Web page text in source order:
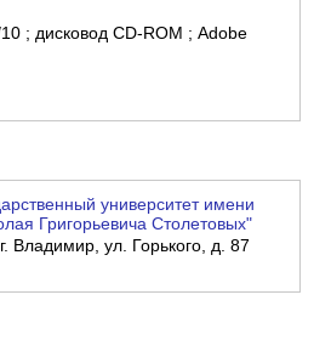
; дисковод СD-ROM ; Adobe
университет имени
Григорьевича Столетовых"
Владимир, ул. Горького, д. 87